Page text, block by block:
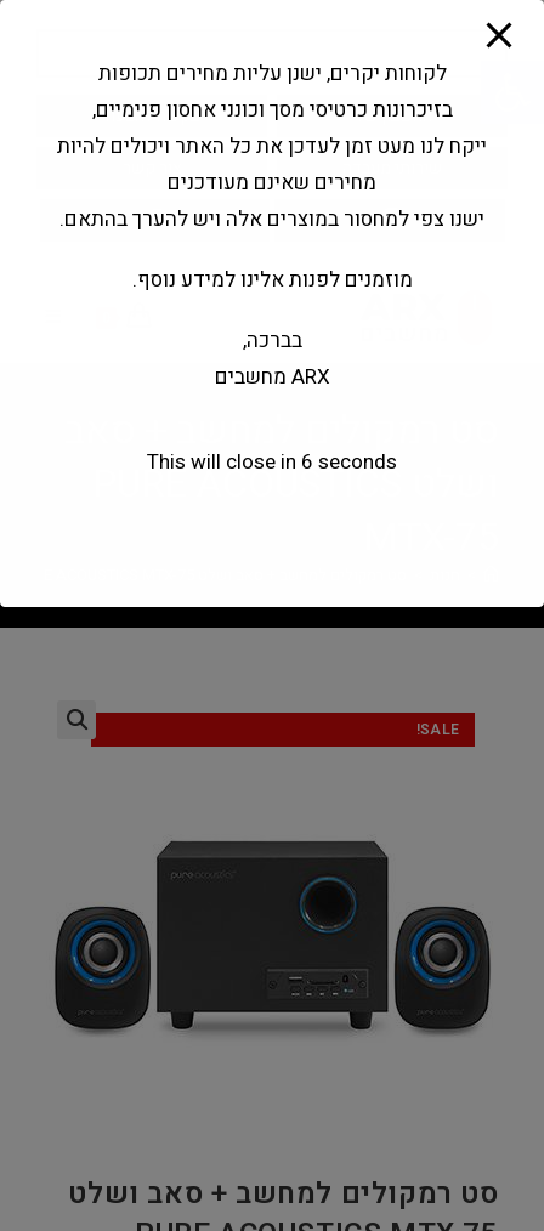
פתח סרגל נגישות
Products
search
החשבון שלי בקשה להצעה
ושלט PURE ACOUSTICS
SALE!
סט רמקולים למחשב + סאב ושלט
לקוחות יקרים, ישנן עליות מחירים תכופות
בזיכרונות כרטיסי מסך וכונני אחסון פנימיים,
ייקח לנו מעט זמן לעדכן את כל האתר ויכולים להיות
מחירים שאינם מעודכנים
ישנו צפי למחסור במוצרים אלה ויש להערך בהתאם.
מוזמנים לפנות אלינו למידע נוסף.
בברכה,
ARX מחשבים
This will close in 6 seconds